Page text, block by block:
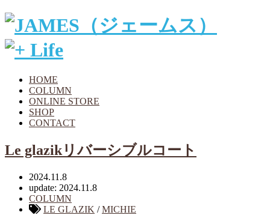
HOME
COLUMN
ONLINE STORE
SHOP
CONTACT
Le glazikリバーシブルコート
2024.11.8
update: 2024.11.8
COLUMN
LE GLAZIK /MICHIE